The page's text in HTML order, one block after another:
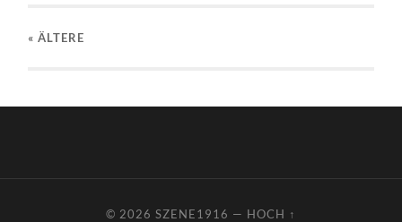
« ÄLTERE
© 2026 SZENE1916 — HOCH ↑